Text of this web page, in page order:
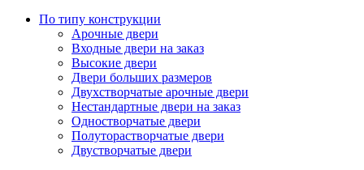
По типу конструкции
Арочные двери
Входные двери на заказ
Высокие двери
Двери больших размеров
Двухстворчатые арочные двери
Нестандартные двери на заказ
Одностворчатые двери
Полуторастворчатые двери
Двустворчатые двери